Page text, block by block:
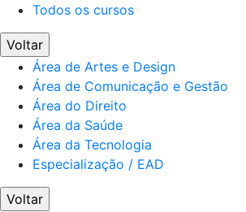
Todos os cursos
Voltar
Área de Artes e Design
Área de Comunicação e Gestão
Área do Direito
Área da Saúde
Área da Tecnologia
Especialização / EAD
Voltar